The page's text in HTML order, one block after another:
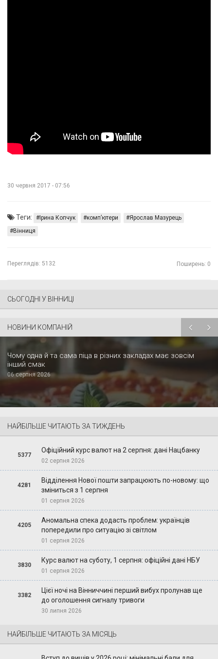
30 червня 2017 - 07:56
Теги: Ірина Копчук комп’ютери
Ярослав Мазурець
Вінниця
Переглядів: 5132 Поширень: 0
СЬОГОДНІ У ВІННИЦІ
НОВИНИ КОМПАНІЙ
Чому одна й та сама піца в різних закладах має зовсім
інший смак
06 серпня 2026
НАЙБІЛЬШЕ ЧИТАЮТЬ ЗА ТИЖДЕНЬ
5377
Офіційний курс валют на 2 серпня: дані Нацбанку
02 серпня 2026
4281
Відділення Нової пошти запрацюють по-новому: що
зміниться з 1 серпня
01 серпня 2026
4205
Аномальна спека додасть проблем: українців
попередили про ситуацію зі світлом
01 серпня 2026
3830
Курс валют на суботу, 1 серпня: офіційні дані НБУ
01 серпня 2026
3382
Цієї ночі на Вінниччині перший вибух пролунав ще
до оголошення сигналу тривоги
30 липня 2026
НАЙБІЛЬШЕ ЧИТАЮТЬ ЗА МІСЯЦЬ